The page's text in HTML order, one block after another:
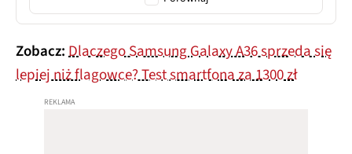
Zobacz:Dlaczego Samsung Galaxy A36 sprzeda się
lepiej niż flagowce? Test smartfona za 1300 zł